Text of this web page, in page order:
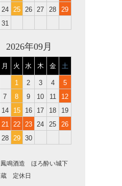
24 25 26 27 28
29
31
2026年09月
月 火 水 木 金 土
1 2 3 4
5
7 8 9 10 11
12
14 15 16 17 18
19
21 22 23 24 25
26
28 29 30
鳳鳴酒造 ほろ酔い城下
蔵 定休日